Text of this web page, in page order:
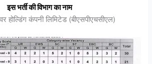
इस भर्ती की विभाग का नाम
होल्डिंग कंपनी लिमिटेड (बीएसपीएचसीएल)